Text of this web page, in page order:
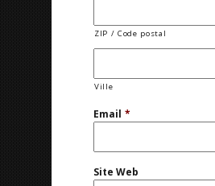
ZIP / Code postal
Ville
Email *
Site Web